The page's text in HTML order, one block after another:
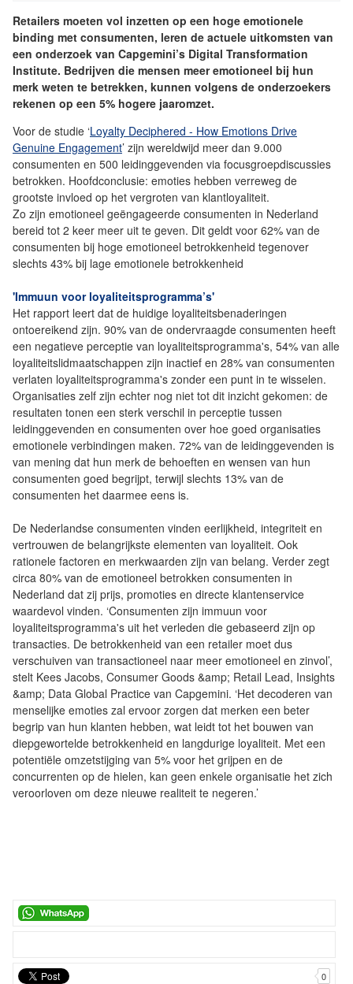
Retailers moeten vol inzetten op een hoge emotionele
binding met consumenten, leren de actuele uitkomsten van
een onderzoek van Capgemini’s Digital Transformation
Institute. Bedrijven die mensen meer emotioneel bij hun
merk weten te betrekken, kunnen volgens de onderzoekers
rekenen op een 5% hogere jaaromzet.
Voor de studie ‘Loyalty Deciphered - How Emotions Drive
Genuine Engagement’ zijn wereldwijd meer dan 9.000
consumenten en 500 leidinggevenden via focusgroepdiscussies
betrokken. Hoofdconclusie: emoties hebben verreweg de
grootste invloed op het vergroten van klantloyaliteit.
Zo zijn emotioneel geëngageerde consumenten in Nederland
bereid tot 2 keer meer uit te geven. Dit geldt voor 62% van de
consumenten bij hoge emotioneel betrokkenheid tegenover
slechts 43% bij lage emotionele betrokkenheid
'Immuun voor loyaliteitsprogramma’s'
Het rapport leert dat de huidige loyaliteitsbenaderingen
ontoereikend zijn. 90% van de ondervraagde consumenten heeft
een negatieve perceptie van loyaliteitsprogramma's, 54% van alle
loyaliteitslidmaatschappen zijn inactief en 28% van consumenten
verlaten loyaliteitsprogramma's zonder een punt in te wisselen.
Organisaties zelf zijn echter nog niet tot dit inzicht gekomen: de
resultaten tonen een sterk verschil in perceptie tussen
leidinggevenden en consumenten over hoe goed organisaties
emotionele verbindingen maken. 72% van de leidinggevenden is
van mening dat hun merk de behoeften en wensen van hun
consumenten goed begrijpt, terwijl slechts 13% van de
consumenten het daarmee eens is.
De Nederlandse consumenten vinden eerlijkheid, integriteit en
vertrouwen de belangrijkste elementen van loyaliteit. Ook
rationele factoren en merkwaarden zijn van belang. Verder zegt
circa 80% van de emotioneel betrokken consumenten in
Nederland dat zij prijs, promoties en directe klantenservice
waardevol vinden. ‘Consumenten zijn immuun voor
loyaliteitsprogramma's uit het verleden die gebaseerd zijn op
transacties. De betrokkenheid van een retailer moet dus
verschuiven van transactioneel naar meer emotioneel en zinvol’,
stelt Kees Jacobs, Consumer Goods &amp; Retail Lead, Insights
&amp; Data Global Practice van Capgemini. ‘Het decoderen van
menselijke emoties zal ervoor zorgen dat merken een beter
begrip van hun klanten hebben, wat leidt tot het bouwen van
diepgewortelde betrokkenheid en langdurige loyaliteit. Met een
potentiële omzetstijging van 5% voor het grijpen en de
concurrenten op de hielen, kan geen enkele organisatie het zich
veroorloven om deze nieuwe realiteit te negeren.’
0